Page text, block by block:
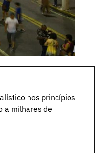
nos princípios
a milhares de